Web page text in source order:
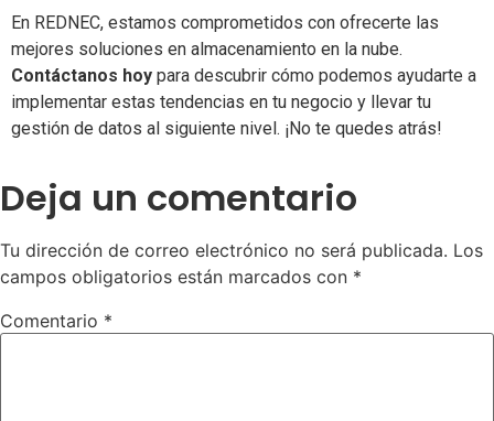
En REDNEC, estamos comprometidos con ofrecerte las
mejores soluciones en almacenamiento en la nube.
Contáctanos hoy para descubrir cómo podemos ayudarte a
implementar estas tendencias en tu negocio y llevar tu
gestión de datos al siguiente nivel. ¡No te quedes atrás!
Deja un comentario
Tu dirección de correo electrónico no será publicada. Los
campos obligatorios están marcados con *
Comentario *